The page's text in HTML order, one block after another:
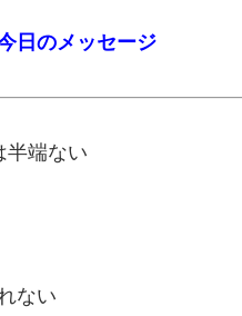
日のメッセージ
半端ない
ない